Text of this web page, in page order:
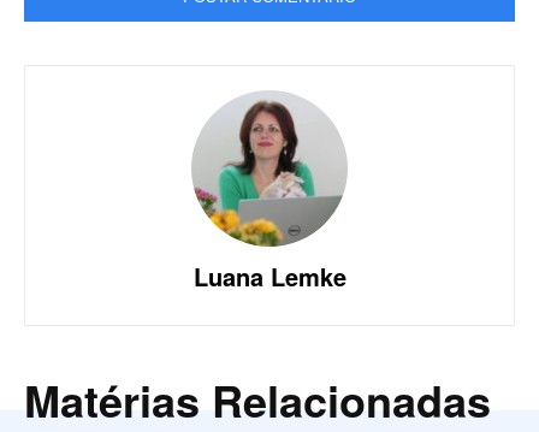
Luana Lemke
Matérias Relacionadas